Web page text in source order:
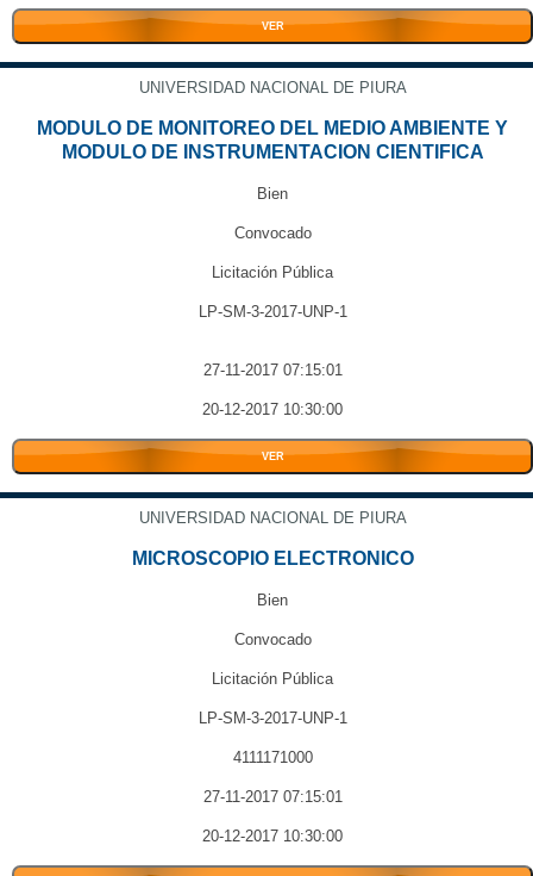
VER
UNIVERSIDAD NACIONAL DE PIURA
MODULO DE MONITOREO DEL MEDIO AMBIENTE Y
MODULO DE INSTRUMENTACION CIENTIFICA
Bien
Convocado
Licitación Pública
LP-SM-3-2017-UNP-1
27-11-2017 07:15:01
20-12-2017 10:30:00
VER
UNIVERSIDAD NACIONAL DE PIURA
MICROSCOPIO ELECTRONICO
Bien
Convocado
Licitación Pública
LP-SM-3-2017-UNP-1
4111171000
27-11-2017 07:15:01
20-12-2017 10:30:00